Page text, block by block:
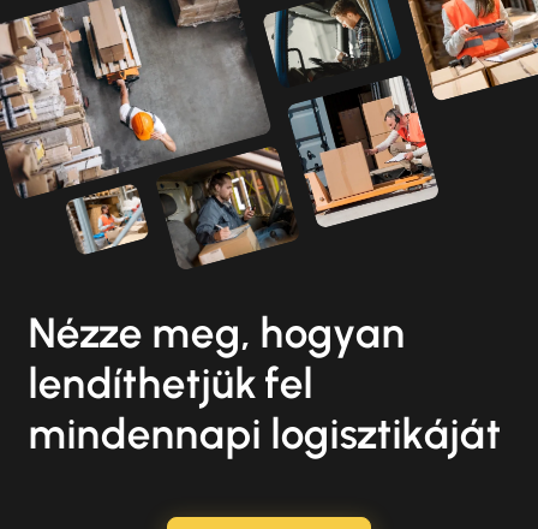
Nézze meg, hogyan
lendíthetjük fel
mindennapi logisztikáját